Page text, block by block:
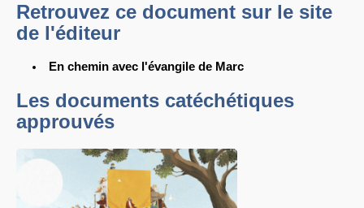
Retrouvez ce document sur le site
de l'éditeur
En chemin avec l'évangile de Marc
Les documents catéchétiques
approuvés